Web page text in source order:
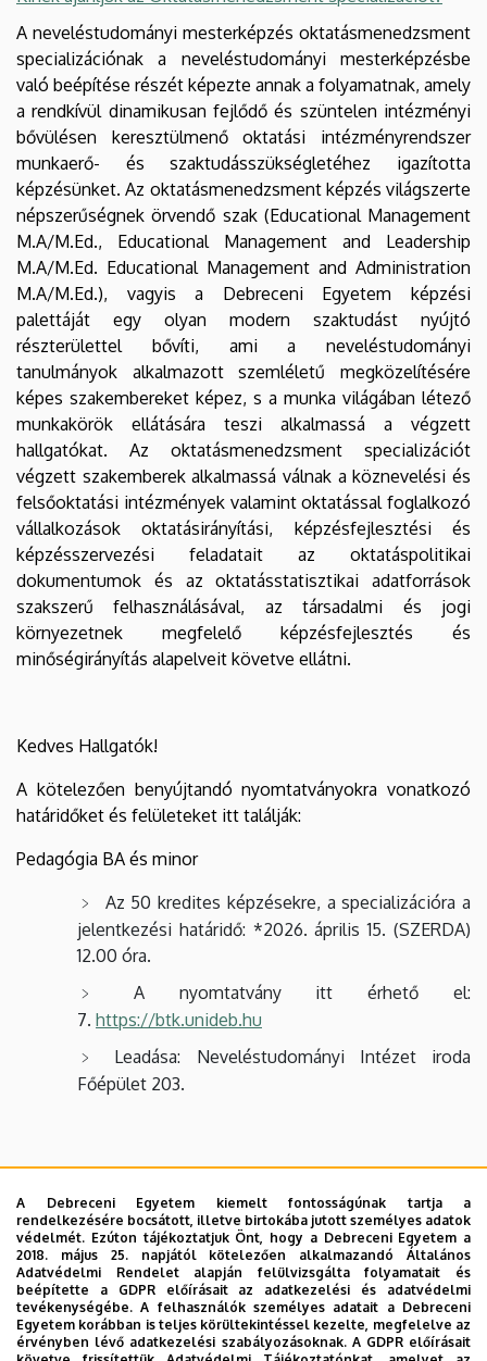
A neveléstudományi mesterképzés oktatásmenedzsment
specializációnak a neveléstudományi mesterképzésbe
való beépítése részét képezte annak a folyamatnak, amely
a rendkívül dinamikusan fejlődő és szüntelen intézményi
bővülésen keresztülmenő oktatási intézményrendszer
munkaerő- és szaktudásszükségletéhez igazította
képzésünket. Az oktatásmenedzsment képzés világszerte
népszerűségnek örvendő szak (Educational Management
M.A/M.Ed., Educational Management and Leadership
M.A/M.Ed. Educational Management and Administration
M.A/M.Ed.), vagyis a Debreceni Egyetem képzési
palettáját egy olyan modern szaktudást nyújtó
részterülettel bővíti, ami a neveléstudományi
tanulmányok alkalmazott szemléletű megközelítésére
képes szakembereket képez, s a munka világában létező
munkakörök ellátására teszi alkalmassá a végzett
hallgatókat. Az oktatásmenedzsment specializációt
végzett szakemberek alkalmassá válnak a köznevelési és
felsőoktatási intézmények valamint oktatással foglalkozó
vállalkozások oktatásirányítási, képzésfejlesztési és
képzésszervezési feladatait az oktatáspolitikai
dokumentumok és az oktatásstatisztikai adatforrások
szakszerű felhasználásával, az társadalmi és jogi
környezetnek megfelelő képzésfejlesztés és
minőségirányítás alapelveit követve ellátni.
Kedves Hallgatók!
A kötelezően benyújtandó nyomtatványokra vonatkozó
határidőket és felületeket itt találják:
Pedagógia BA és minor
Az 50 kredites képzésekre, a specializációra a
jelentkezési határidő: *2026. április 15. (SZERDA)
12.00 óra.
A nyomtatvány itt érhető el:
7. https://btk.unideb.hu
Leadása: Neveléstudományi Intézet iroda
Főépület 203.
Az 50 kredites képzésekre, a specializációra a
jelentkezési határidő: *2026. április 15. (SZERDA)
12.00 óra.
A nyomtatvány itt érhető
el:Neveléstudományi MA jelentkezési lap
A Debreceni Egyetem kiemelt fontosságúnak tartja a
rendelkezésére bocsátott, illetve birtokába jutott személyes adatok
védelmét. Ezúton tájékoztatjuk Önt, hogy a Debreceni Egyetem a
2018. május 25. napjától kötelezően alkalmazandó Általános
Adatvédelmi Rendelet alapján felülvizsgálta folyamatait és
beépítette a GDPR előírásait az adatkezelési és adatvédelmi
tevékenységébe. A felhasználók személyes adatait a Debreceni
Egyetem korábban is teljes körültekintéssel kezelte, megfelelve az
érvényben lévő adatkezelési szabályozásoknak. A GDPR előírásait